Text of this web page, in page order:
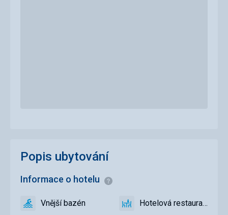
Popis ubytování
Informace o hotelu Informace
VnějšíVnější bazén
ano
Hotelová
Hotelová restaurace
ano